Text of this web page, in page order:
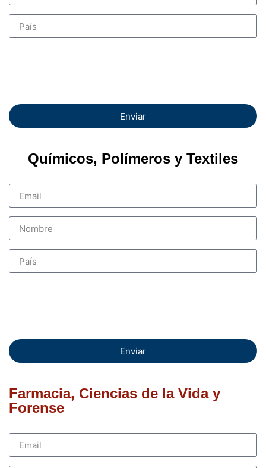
Enviar
Químicos, Polímeros y Textiles
Enviar
Farmacia, Ciencias de la Vida y
Forense